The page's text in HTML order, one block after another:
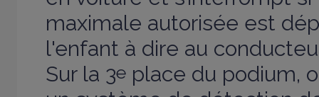
maximale autorisée est
l'enfant à dire au
Sur la 3e place du podium,